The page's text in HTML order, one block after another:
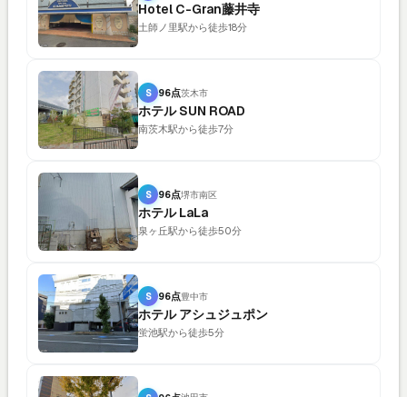
Hotel C-Gran藤井寺
土師ノ里駅から徒歩18分
S 96点茨木市
ホテル SUN ROAD
南茨木駅から徒歩7分
S 96点堺市南区
ホテル LaLa
泉ヶ丘駅から徒歩50分
S 96点豊中市
ホテル アシュジュポン
蛍池駅から徒歩5分